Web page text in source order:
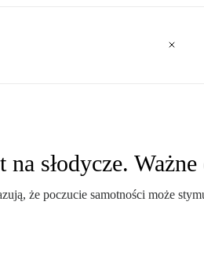
słodycze.
że poczucie samotności może